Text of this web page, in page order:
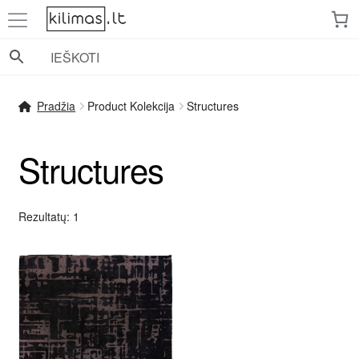
Pereiti
prie
meniu
Pereiti
prie
turinio
Pradžia Product Kolekcija Structures
Structures
Rezultatų: 1